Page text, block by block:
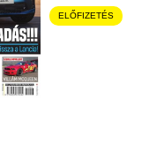
ELŐFIZETÉS